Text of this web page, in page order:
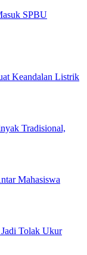
SPBU
Keandalan Listrik
Tradisional,
Mahasiswa
Tolak Ukur